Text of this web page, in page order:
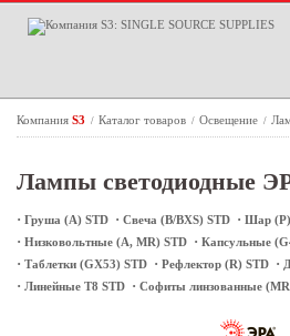
Компания S3 / Каталог товаров / Освещение /
Лампы светодиодные
· Груша (A) STD · Свеча (B/BXS) STD · Шар
· Низковольтные (А, MR) STD · Капсульные
· Таблетки (GX53) STD · Рефлектор (R) STD ·
· Линейные Т8 STD · Софиты линзованные